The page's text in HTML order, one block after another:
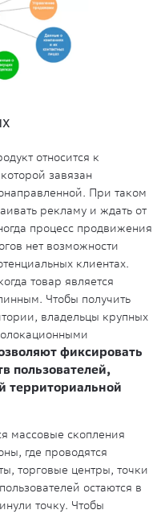
относится к
завязан
При таком
рекламу и ждать от
процесс продвижения
нет возможности
клиентах.
товар является
Чтобы получить
владельцы крупных
фиксировать
пользователей,
территориальной
массовые скопления
где проводятся
торговые центры, точки
остаются в
точку. Чтобы